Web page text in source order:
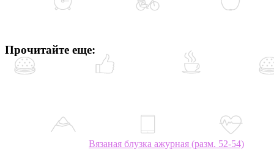
Прочитайте еще:
Вязаная блузка ажурная (разм. 52-54)